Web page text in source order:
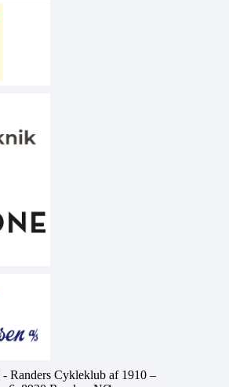
Randers Cykleklub af 1910 –